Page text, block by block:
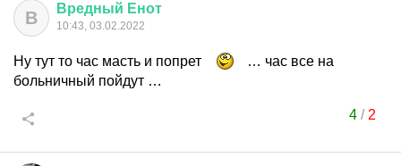
В Вредный Енот
10:43, 03.02.2022
Ну тут то час масть и попрет
… час все на
больничный пойдут …
4/ 2